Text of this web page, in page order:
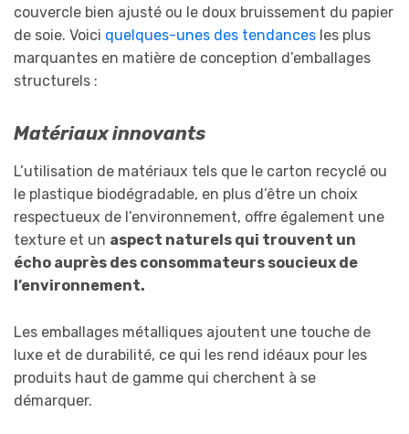
couvercle bien ajusté ou le doux bruissement du papier
de soie. Voici quelques-unes des tendances les plus
marquantes en matière de conception d’emballages
structurels :
Matériaux innovants
L’utilisation de matériaux tels que le carton recyclé ou
le plastique biodégradable, en plus d’être un choix
respectueux de l’environnement, offre également une
texture et un aspect naturels qui trouvent un
écho auprès des consommateurs soucieux de
l’environnement.
Les emballages métalliques ajoutent une touche de
luxe et de durabilité, ce qui les rend idéaux pour les
produits haut de gamme qui cherchent à se
démarquer.